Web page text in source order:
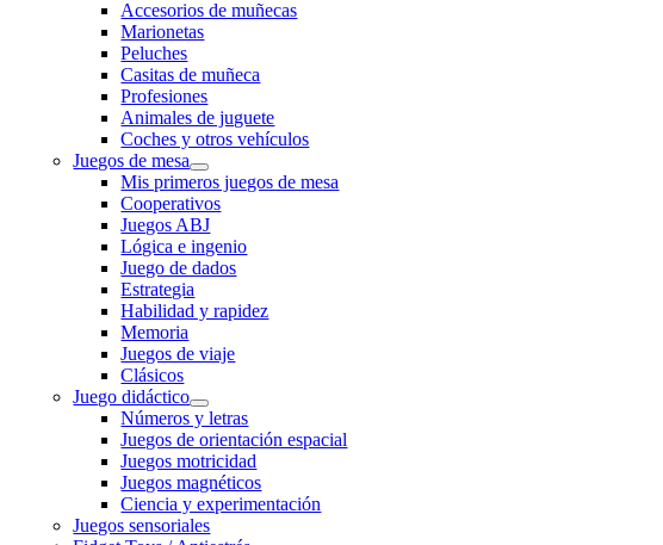
Accesorios de muñecas
Marionetas
Peluches
Casitas de muñeca
Profesiones
Animales de juguete
Coches y otros vehículos
Juegos de mesa
Mis primeros juegos de mesa
Cooperativos
Juegos ABJ
Lógica e ingenio
Juego de dados
Estrategia
Habilidad y rapidez
Memoria
Juegos de viaje
Clásicos
Juego didáctico
Números y letras
Juegos de orientación espacial
Juegos motricidad
Juegos magnéticos
Ciencia y experimentación
Juegos sensoriales